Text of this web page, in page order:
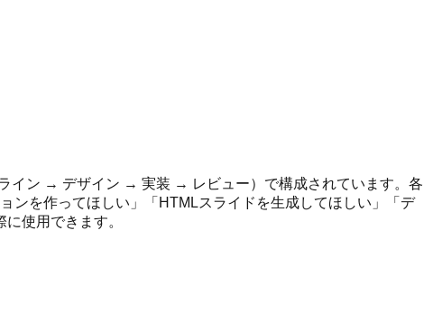
イン → デザイン → 実装 → レビュー）で構成されています。各
ンを作ってほしい」「HTMLスライドを生成してほしい」「デ
使用できます。